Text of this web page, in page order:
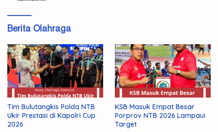
Berita Olahraga
Tim Bulutangkis Polda NTB
Ukir Prestasi di Kapolri Cup
2026
KSB Masuk Empat Besar
Porprov NTB 2026 Lampaui
Target